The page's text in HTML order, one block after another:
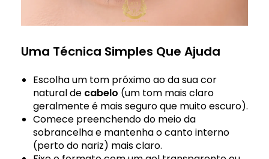
Uma Técnica Simples Que Ajuda
Escolha um tom próximo ao da sua cor
natural de cabelo (um tom mais claro
geralmente é mais seguro que muito escuro).
Comece preenchendo do meio da
sobrancelha e mantenha o canto interno
(perto do nariz) mais claro.